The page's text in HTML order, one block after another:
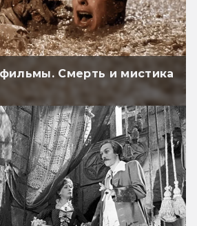
Смерть и мистика